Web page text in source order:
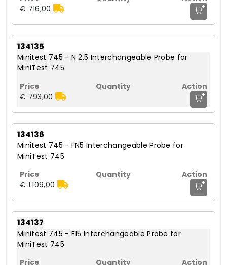
€ 716,00 +
134135
Minitest 745 - N 2.5 Interchangeable Probe for
MiniTest 745
€ 793,00 +
134136
Minitest 745 - FN5 Interchangeable Probe for
MiniTest 745
€ 1.109,00 +
134137
Minitest 745 - F15 Interchangeable Probe for
MiniTest 745